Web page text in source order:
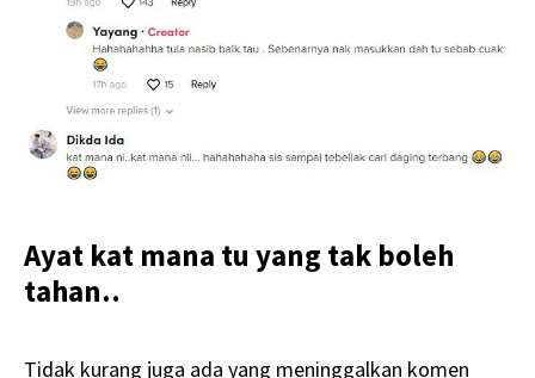
Ayat kat mana tu yang tak boleh
tahan..
Tidak kurang juga ada yang meninggalkan komen